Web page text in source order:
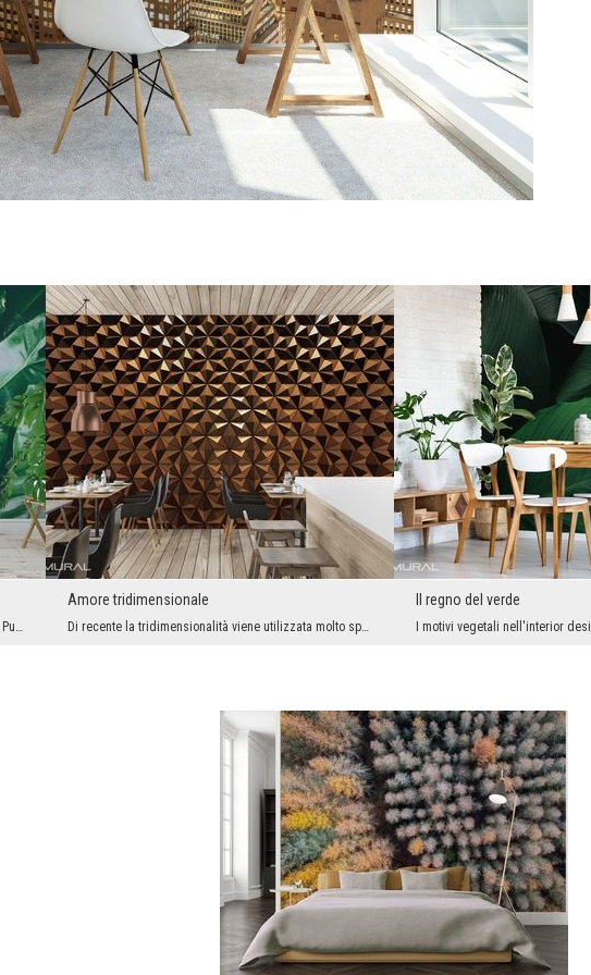
Il verde è il colore amato dalla maggior parte di noi. Può rilassarci e calmarci, ci porta molto ...
Amore tridimensionale
Di recente la tridimensionalità viene utilizzata molto spesso negli spazi, con grande successo! O...
Il regno del verde